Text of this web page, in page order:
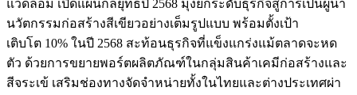
แวดล้อม เปิดแผนกลยุทธ์ปี 2568 มุ่งยกระดับธุรกิจสู่การเป็นผู้นำ
นวัตกรรมก่อสร้างสีเขียวอย่างเต็มรูปแบบ พร้อมตั้งเป้า
เติบโต 10% ในปี 2568 สะท้อนธุรกิจที่แข็งแกร่งแม้ตลาดจะหด
ตัว ด้วยการขยายพอร์ตผลิตภัณฑ์ในกลุ่มสินค้าเคมีก่อสร้างและ
สีจระเข้ เสริมช่องทางจัดจำหน่ายทั้งในไทยและต่างประเทศผ่า